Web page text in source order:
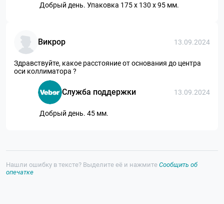
Добрый день. Упаковка 175 х 130 х 95 мм.
Викрор 13.09.2024
Здравствуйте, какое расстояние от основания до центра
оси коллиматора ?
Служба поддержки 13.09.2024
Добрый день. 45 мм.
Нашли ошибку в тексте? Выделите её и нажмите Сообщить об
опечатке